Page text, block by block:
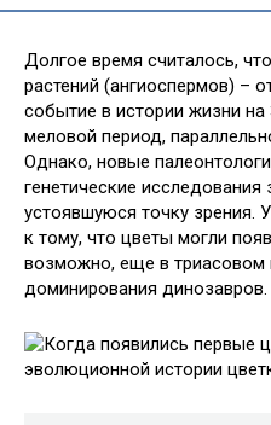
Долгое время считалось,
растений (ангиоспермов) –
событие в истории жизни
меловой период,
Однако, новые
генетические исследования
устоявшуюся точку зрения.
к тому, что цветы могли
возможно, еще в триасовом
доминирования динозавров.